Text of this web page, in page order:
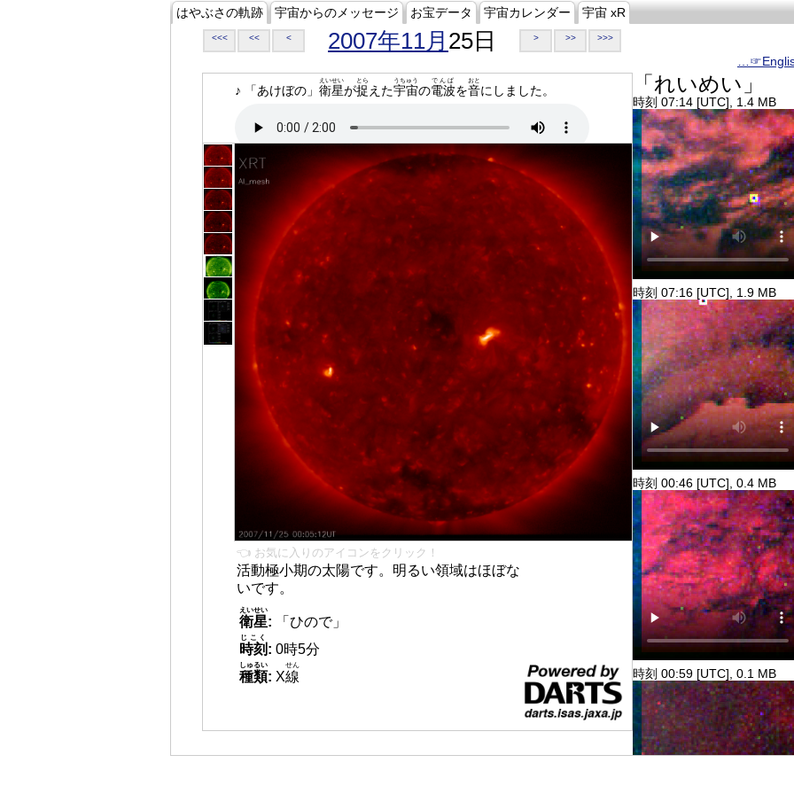
はやぶさの軌跡 宇宙からのメッセージ お宝データ 宇宙カレンダー 宇宙 xR
<<< << < 2007年11月 25日 > >> >>>
♪ 「あけぼの」 衛星
えいせい
が捉
とら
えた宇宙
うちゅう
の電波
でんぱ
を音
おと
にしました。
👈 お気に入りのアイコンをクリック！
活動極小期の太陽です。明るい領域はほぼな
いです。
衛星
えいせい
:
「ひので」
時刻
じこく
: 0時5分
種類
しゅるい
: X線
せん
「れいめい」
時刻 07:14 [UTC], 1.4 MB
時刻 07:16 [UTC], 1.9 MB
時刻 00:46 [UTC], 0.4 MB
時刻 00:59 [UTC], 0.1 MB